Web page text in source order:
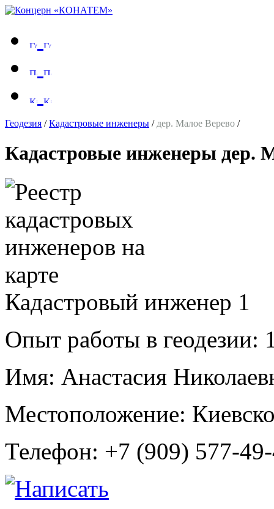
Геодезия /Кадастровые инженеры / дер. Малое Верево /
Кадастровые инженеры дер.
Кадастровый инженер 1
Опыт работы в геодезии:
Имя: Анастасия
Местоположение:
Телефон: +7 (909) 577-